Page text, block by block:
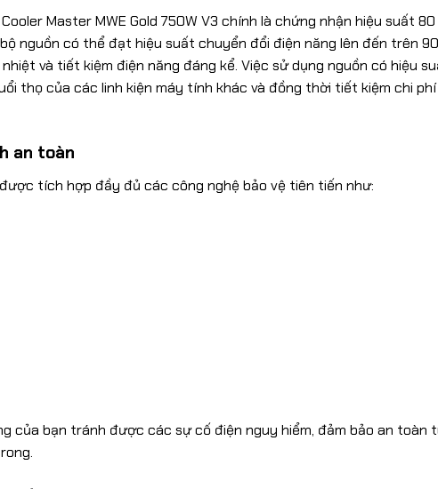
Master MWE Gold 750W V3 chính là chứng nhận hiệu suất 80
nguồn có thể đạt hiệu suất chuyển đổi điện năng lên đến trên
và tiết kiệm điện năng đáng kể. Việc sử dụng nguồn có hiệu
thọ của các linh kiện máy tính khác và đồng thời tiết kiệm chi
an toàn
được tích hợp đầy đủ các công nghệ bảo vệ tiên tiến như:
của bạn tránh được các sự cố điện nguy hiểm, đảm bảo an toàn